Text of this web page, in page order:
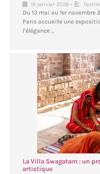
16 janvier 2026 • Textile
Du 13 mai au 1er novembre
Paris accueille une
l’élégance …
La Villa Swagatam : un
artistique